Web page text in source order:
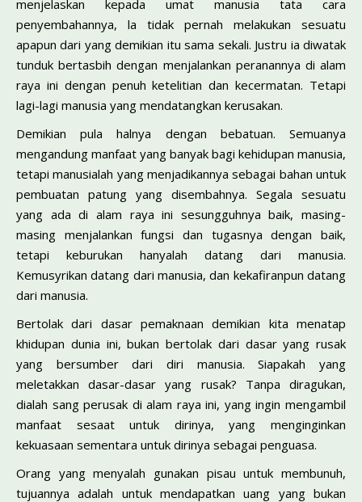
menjelaskan kepada umat manusia tata cara
penyembahannya, la tidak pernah melakukan sesuatu
apapun dari yang demikian itu sama sekali. Justru ia diwatak
tunduk bertasbih dengan menjalankan peranannya di alam
raya ini dengan penuh ketelitian dan kecermatan. Tetapi
lagi-lagi manusia yang mendatangkan kerusakan.
Demikian pula halnya dengan bebatuan. Se­muanya
mengandung manfaat yang banyak bagi kehidupan manusia,
tetapi manusialah yang menja­dikannya sebagai bahan untuk
pembuatan patung yang disembahnya. Segala sesuatu
yang ada di alam raya ini sesungguhnya baik, masing-
masing menjalankan fungsi dan tugasnya dengan baik,
tetapi keburukan hanyalah datang dari manusia.
Kemusyrikan datang dari manusia, dan kekafiranpun datang
dari manusia.
Bertolak dari dasar pemaknaan demikian kita menatap
khidupan dunia ini, bukan bertolak dari dasar yang rusak
yang bersumber dari diri manusia. Siapakah yang
meletakkan dasar-dasar yang rusak? Tanpa diragukan,
dialah sang perusak di alam raya ini, yang ingin mengambil
manfaat sesaat untuk dirinya, yang menginginkan
kekuasaan sementara untuk dirinya sebagai penguasa.
Orang yang menyalah gunakan pisau untuk membunuh,
tujuannya adalah untuk mendapatkan uang yang bukan